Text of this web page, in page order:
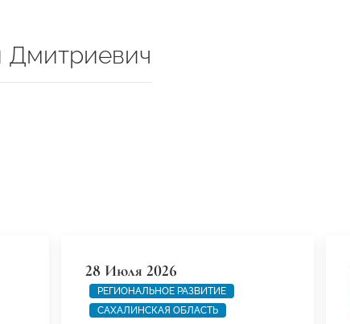
Дмитриевич
28 Июля 2026
РЕГИОНАЛЬНОЕ РАЗВИТИЕ
САХАЛИНСКАЯ ОБЛАСТЬ